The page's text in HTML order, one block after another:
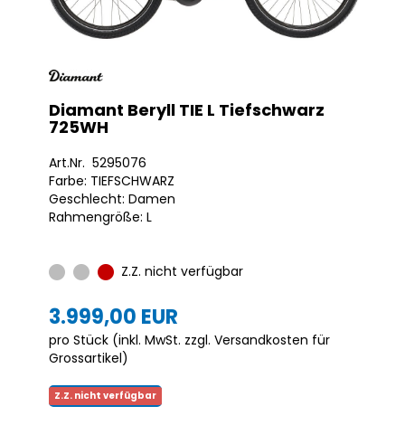
Diamant Beryll TIE L Tiefschwarz
725WH
Art.Nr. 5295076
Farbe: TIEFSCHWARZ
Geschlecht: Damen
Rahmengröße: L
Z.Z. nicht verfügbar
3.999,00 EUR
pro Stück (inkl. MwSt. zzgl. Versandkosten für
Grossartikel)
Z.Z. nicht verfügbar